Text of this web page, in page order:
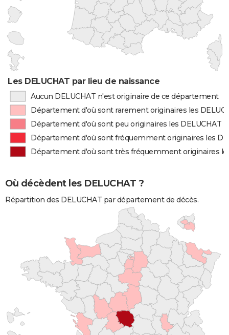
Les DELUCHAT par lieu de naissance
Aucun DELUCHAT n'est originaire de ce département
Département d'où sont rarement originaires les
Département d'où sont peu originaires les DELUCHAT
Département d'où sont fréquemment originaires les
Département d'où sont très fréquemment originaires
Où décèdent les DELUCHAT ?
Répartition des DELUCHAT par département de décès.